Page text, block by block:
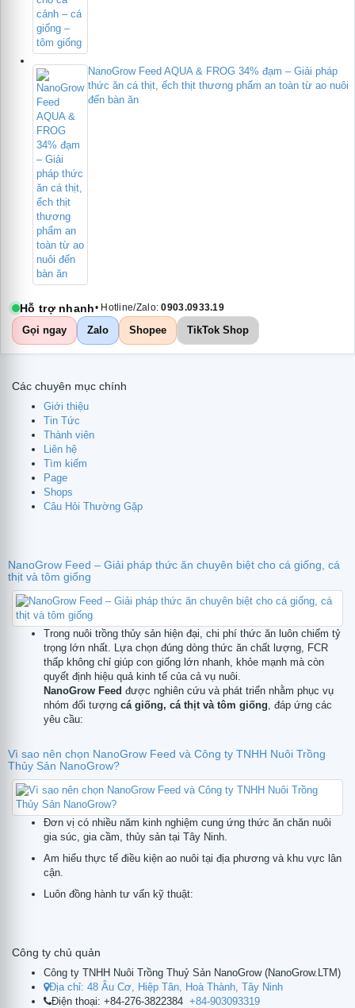
NanoGrow Feed AQUA & FROG 34% đạm – Giải pháp
thức ăn cá thịt, ếch thịt thương phẩm an toàn từ ao nuôi
đến bàn ăn
Hỗ trợ nhanh• Hotline/Zalo:0903.0933.19
Gọi ngay Zalo Shopee TikTok Shop
Các chuyên mục chính
Giới thiệu
Tin Tức
Thành viên
Liên hệ
Tìm kiếm
Page
Shops
Câu Hỏi Thường Gặp
NanoGrow Feed – Giải pháp thức ăn chuyên biệt cho cá giống, cá
thịt và tôm giống
Trong nuôi trồng thủy sản hiện đại, chi phí thức ăn luôn chiếm tỷ
trọng lớn nhất. Lựa chọn đúng dòng thức ăn chất lượng, FCR
thấp không chỉ giúp con giống lớn nhanh, khỏe mạnh mà còn
quyết định hiệu quả kinh tế của cả vụ nuôi.
NanoGrow Feed được nghiên cứu và phát triển nhằm phục vụ
nhóm đối tượng cá giống, cá thịt và tôm giống , đáp ứng các
yêu cầu:
Vì sao nên chọn NanoGrow Feed và Công ty TNHH Nuôi Trồng
Thủy Sản NanoGrow?
Đơn vị có nhiều năm kinh nghiệm cung ứng thức ăn chăn nuôi
gia súc, gia cầm, thủy sản tại Tây Ninh.
Am hiểu thực tế điều kiện ao nuôi tại địa phương và khu vực lân
cận.
Luôn đồng hành tư vấn kỹ thuật:
Công ty chủ quản
Công ty TNHH Nuôi Trồng Thuỷ Sản NanoGrow(NanoGrow.LTM)
Địa chỉ: 48 Âu Cơ, Hiệp Tân, Hoà Thành, Tây Ninh
Điện thoại: +84-276-3822384 +84-903093319